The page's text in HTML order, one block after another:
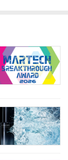
보험
스포